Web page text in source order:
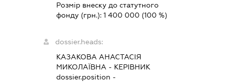
Розмір внеску до статутного
фонду (грн.):1 400 000 (100 %)
dossier.heads:
КАЗАКОВА АНАСТАСІЯ
МИКОЛАЇВНА - КЕРІВНИК
dossier.position -